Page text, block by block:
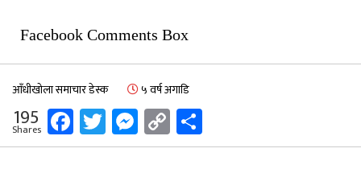
Facebook Comments Box
आँधीखोला समाचार डेस्क ५ वर्ष अगाडि
195
Shares Facebook
Twitter
Messenger
Copy
Link